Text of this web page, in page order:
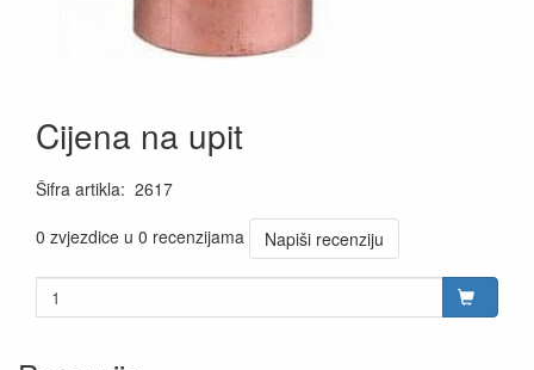
Cijena na upit
Šifra artikla: 2617
0 zvjezdice u 0 recenzijama
Napiši recenziju